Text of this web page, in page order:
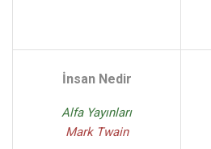
İnsan Nedir
Alfa Yayınları
Mark Twain